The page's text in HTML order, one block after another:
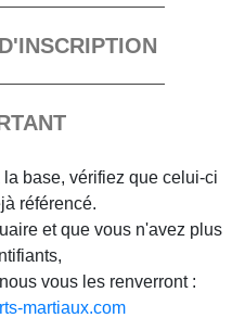
base, vérifiez que celui-ci
référencé.
et que vous n'avez plus
vous les renverront :
martiaux.com